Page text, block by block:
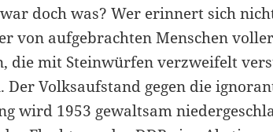
doch was? Wer erinnert sich
von aufgebrachten Menschen
die mit Steinwürfen verzweifelt
Der Volksaufstand gegen die
wird 1953 gewaltsam